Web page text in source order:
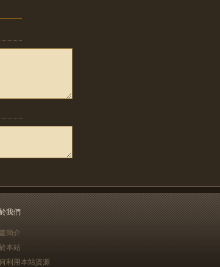
我們
簡介
本站
利用本站資源